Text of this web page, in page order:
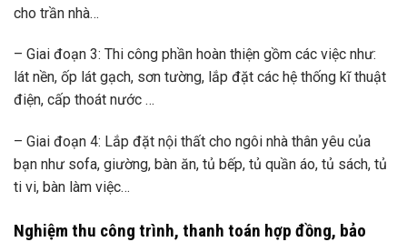
cho trần nhà…
– Giai đoạn 3: Thi công phần hoàn thiện gồm các việc như:
lát nền, ốp lát gạch, sơn tường, lắp đặt các hệ thống kĩ thuật
điện, cấp thoát nước …
– Giai đoạn 4: Lắp đặt nội thất cho ngôi nhà thân yêu của
bạn như sofa, giường, bàn ăn, tủ bếp, tủ quần áo, tủ sách, tủ
ti vi, bàn làm việc…
Nghiệm thu công trình, thanh toán hợp đồng, bảo